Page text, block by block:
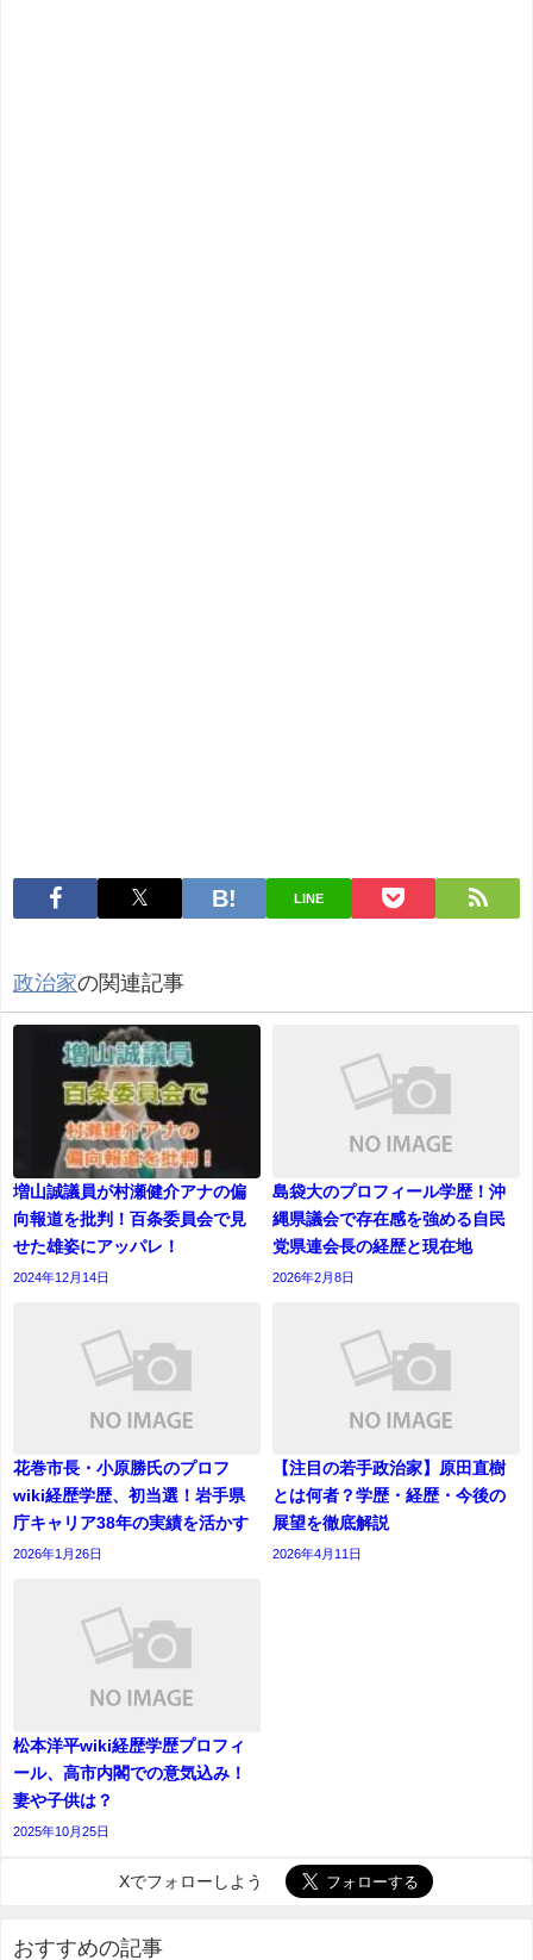
LINE
政治家の関連記事
増山誠議員が村瀬健介アナの偏
向報道を批判！百条委員会で見
せた雄姿にアッパレ！
2024年12月14日
島袋大のプロフィール学歴！沖
縄県議会で存在感を強める自民
党県連会長の経歴と現在地
2026年2月8日
花巻市長・小原勝氏のプロフ
wiki経歴学歴、初当選！岩手県
庁キャリア38年の実績を活かす
2026年1月26日
【注目の若手政治家】原田直樹
とは何者？学歴・経歴・今後の
展望を徹底解説
2026年4月11日
松本洋平wiki経歴学歴プロフィ
ール、高市内閣での意気込み！
妻や子供は？
2025年10月25日
Xでフォローしよう
おすすめの記事